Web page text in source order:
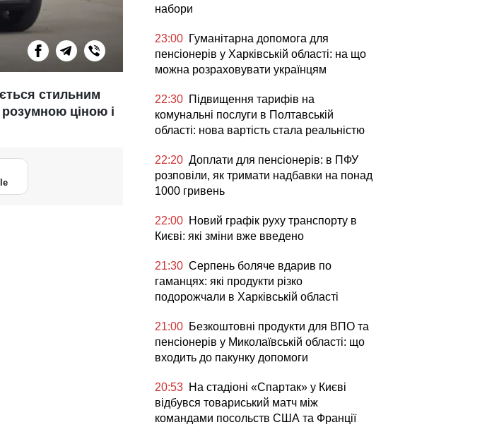
стильним
ціною і
набори
23:00 Гуманітарна допомога для
пенсіонерів у Харківській області: на що
можна розраховувати українцям
22:30 Підвищення тарифів на
комунальні послуги в Полтавській
області: нова вартість стала реальністю
22:20 Доплати для пенсіонерів: в ПФУ
розповіли, як тримати надбавки на понад
1000 гривень
22:00 Новий графік руху транспорту в
Києві: які зміни вже введено
21:30 Серпень боляче вдарив по
гаманцях: які продукти різко
подорожчали в Харківській області
21:00 Безкоштовні продукти для ВПО та
пенсіонерів у Миколаївській області: що
входить до пакунку допомоги
20:53 На стадіоні «Спартак» у Києві
відбувся товариський матч між
командами посольств США та Франції